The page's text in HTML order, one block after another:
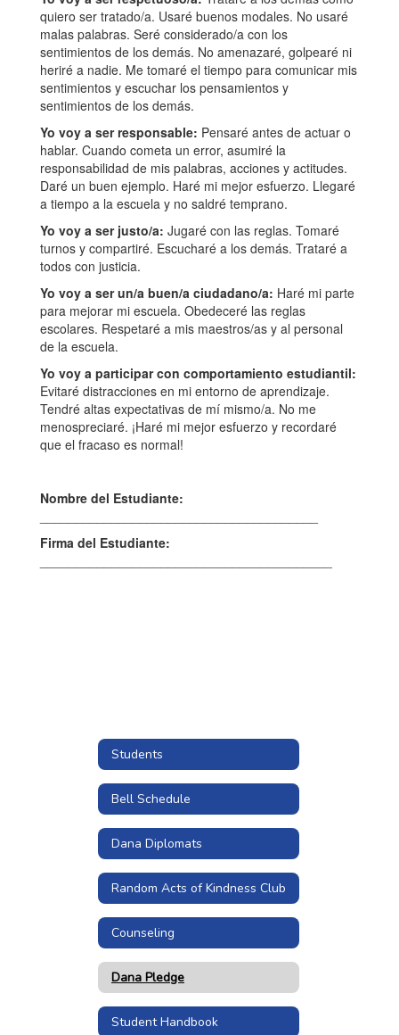
quiero ser tratado/a. Usaré buenos modales. No usaré
malas palabras. Seré considerado/a con los
sentimientos de los demás. No amenazaré, golpearé ni
heriré a nadie. Me tomaré el tiempo para comunicar mis
sentimientos y escuchar los pensamientos y
sentimientos de los demás.
Yo voy a ser responsable: Pensaré antes de actuar o
hablar. Cuando cometa un error, asumiré la
responsabilidad de mis palabras, acciones y actitudes.
Daré un buen ejemplo. Haré mi mejor esfuerzo. Llegaré
a tiempo a la escuela y no saldré temprano.
Yo voy a ser justo/a: Jugaré con las reglas. Tomaré
turnos y compartiré. Escucharé a los demás. Trataré a
todos con justicia.
Yo voy a ser un/a buen/a ciudadano/a: Haré mi parte
para mejorar mi escuela. Obedeceré las reglas
escolares. Respetaré a mis maestros/as y al personal
de la escuela.
Yo voy a participar con comportamiento estudiantil:
Evitaré distracciones en mi entorno de aprendizaje.
Tendré altas expectativas de mí mismo/a. No me
menospreciaré. ¡Haré mi mejor esfuerzo y recordaré
que el fracaso es normal!
Nombre del Estudiante:
Firma del Estudiante:
Students
Bell Schedule
Dana Diplomats
Random Acts of Kindness Club
Counseling
Dana Pledge
Student Handbook